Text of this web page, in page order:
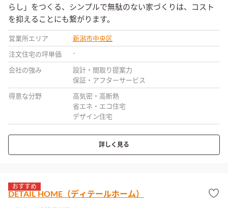
らし」をつくる、シンプルで無駄のない家づくりは、コスト
を抑えることにも繋がります。
営業所エリア 新潟市中央区
注文住宅の坪単価 -
会社の強み
設計・間取り提案力
保証・アフターサービス
得意な分野
高気密・高断熱
省エネ・エコ住宅
デザイン住宅
詳しく見る
おすすめ
DETAIL HOME（ディテールホーム）